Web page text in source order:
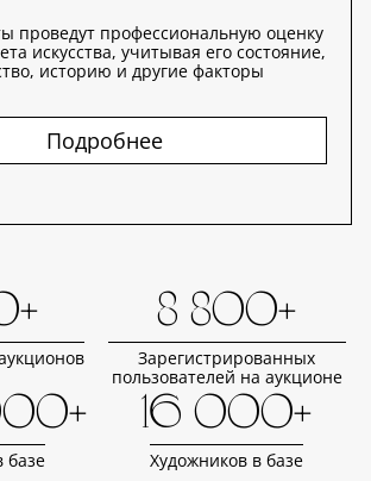
проведут профессиональную оценку
искусства, учитывая его состояние,
историю и другие факторы
Подробнее
8 800+
Зарегистрированных
пользователей на аукционе
базе
16 000+
Художников в базе